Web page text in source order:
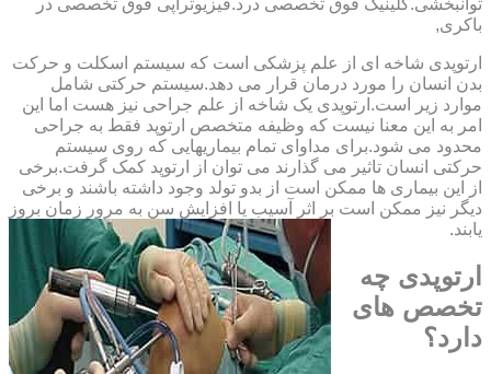
باکری,
ارتوپدی شاخه ای از علم پزشکی است که سیستم اسکلت و حرکت
بدن انسان را مورد درمان قرار می دهد.سیستم حرکتی شامل
موارد زیر است.ارتوپدی یک شاخه از علم جراحی نیز هست اما این
امر به این معنا نیست که وظیفه متخصص ارتوپد فقط به جراحی
محدود می شود.برای مداوای تمام بیماریهایی که روی سیستم
حرکتی انسان تاثیر می گذارند می توان از ارتوپد کمک گرفت.برخی
از این بیماری ها ممکن است از بدو تولد وجود داشته باشند و برخی
دیگر نیز ممکن است بر اثر آسیب یا افزایش سن به مرور زمان بروز
یابند.
ارتوپدی چه
تخصص های
دارد؟